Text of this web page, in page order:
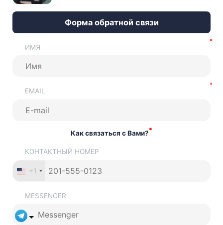
Форма обратной связи
ИМЯ
EMAIL
Как связаться с Вами?*
КОНТАКТНЫЙ НОМЕР
+1
MESSENGER